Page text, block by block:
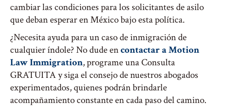
cambiar las condiciones para los solicitantes de asilo
que deban esperar en México bajo esta política.
¿Necesita ayuda para un caso de inmigración de
cualquier índole? No dude encontactar a Motion
Law Immigration, programe una Consulta
GRATUITA y siga el consejo de nuestros abogados
experimentados, quienes podrán brindarle
acompañamiento constante en cada paso del camino.